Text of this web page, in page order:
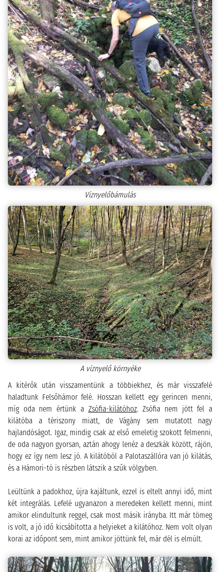
Víznyelőbámulás
A víznyelő környéke
A kitérők után visszamentünk a többiekhez, és már visszafelé
haladtunk Felsőhámor felé. Hosszan kellett egy gerincen menni,
míg oda nem értünk a Zsófia-kilátóhoz. Zsófia nem jött fel a
kilátóba a tériszony miatt, de Vágány sem mutatott nagy
hajlandóságot. Igaz, mindig csak az első emeletig szokott felmenni,
de oda nagyon gyorsan, aztán ahogy lenéz a deszkák között, rájön,
hogy ez így nem lesz jó. A kilátóból a Palotaszállóra van jó kilátás,
és a Hámori-tó is részben látszik a szűk völgyben.
Leültünk a padokhoz, újra kajáltunk, ezzel is eltelt annyi idő, mint
két integrálás. Lefelé ugyanazon a meredeken kellett menni, mint
amikor elindultunk reggel, csak most másik irányba. Itt már tömeg
is volt, a jó idő kicsábította a helyieket a kilátóhoz. Nem volt olyan
korai az időpont sem, mint amikor jöttünk fel, már dél is elmúlt.